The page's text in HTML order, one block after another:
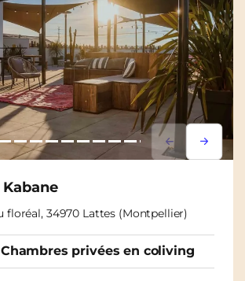
Lorem ipsum
Lorem
floréal, 34970 Lattes (Montpellier)
Chambres privées en coliving